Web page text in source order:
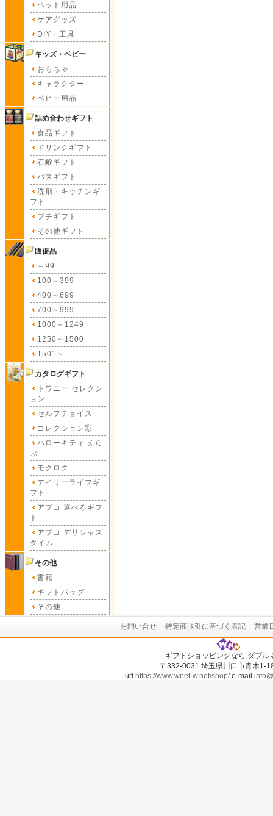
ペット用品
ケアグッズ
DIY・工具
キッズ・ベビー
おもちゃ
キャラクター
ベビー用品
詰め合わせギフト
食品ギフト
ドリンクギフト
石鹸ギフト
バスギフト
洗剤・キッチンギ
フト
プチギフト
その他ギフト
販促品
～99
100～399
400～699
700～999
1000～1249
1250～1500
1501～
カタログギフト
トワニー セレクシ
ョン
セルフチョイス
コレクション彩
ハローキティ えら
ぶ
モクロク
デイリーライフギ
フト
アプコ 選べるギフ
ト
アプコ デリシャス
タイム
その他
書籍
ギフトバッグ
その他
お問い合せ 特定商取引に基づく表記 営業
ギフトショッピングなら ダブル
〒332-0031 埼玉県川口市青木1-
url https://www.wnet-w.net/shop/e-mail